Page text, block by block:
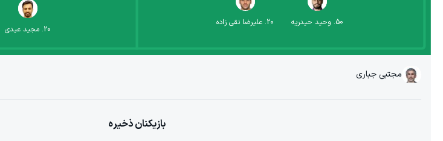
50
. وحید حیدریه 20
. علیرضا نقی زاده
20
. مجید عیدی
مجتبی جباری
بازیکنان ذخیره